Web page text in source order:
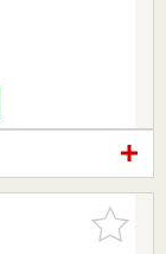
お気に入
りに追加